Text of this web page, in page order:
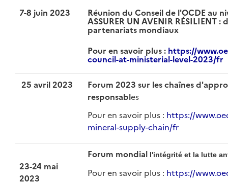
7-8 juin 2023 Réunion du Conseil de l'OCDE au
ASSURER UN AVENIR RÉSILIENT
partenariats mondiaux
Pour en savoir plus: https://
council-at-ministerial-level-2023/fr
25 avril 2023
Forum 2023 sur les chaînes
responsables
Pour en savoir plus : https://
mineral-supply-chain/fr
23-24 mai
2023
Forum mondial l'intégrité et la lutte
Pour en savoir plus : https://